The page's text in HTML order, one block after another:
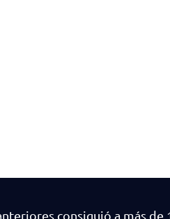
consiguió a más de